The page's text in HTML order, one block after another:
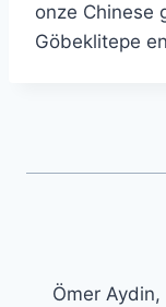
onze Chinese
Göbeklitepe
Ömer